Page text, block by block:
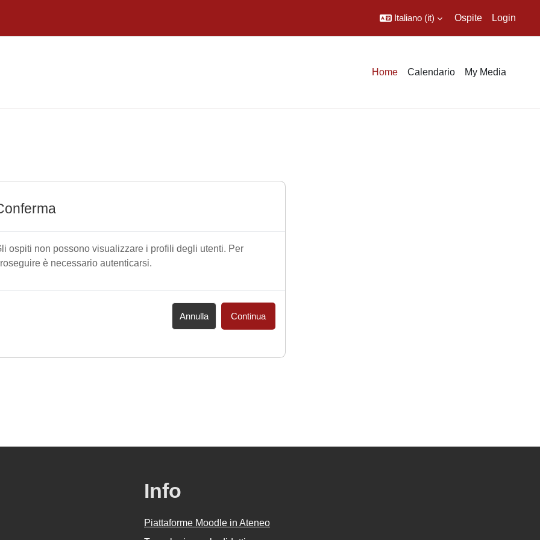
Italiano ‎(it)‎ Ospite Login
Home Calendario My Media
ospiti non possono visualizzare i profili degli utenti. Per
è necessario autenticarsi.
Annulla Continua
Info
Piattaforme Moodle in Ateneo